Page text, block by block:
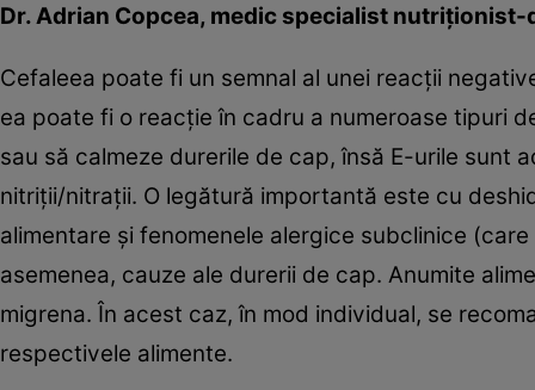
Dr. Adrian Copcea, medic specialist
Cefaleea poate fi un semnal al unei reacţii
ea poate fi o reacţie în cadru a numeroase tipuri
sau să calmeze durerile de cap, însă E-urile sunt
nitriţii/nitraţii. O legătură importantă este cu
alimentare şi fenomenele alergice subclinice
asemenea, cauze ale durerii de cap. Anumite
migrena. În acest caz, în mod individual, se
respectivele alimente.